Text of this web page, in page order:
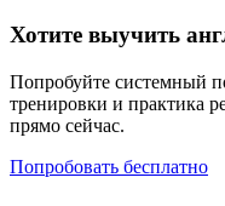
Хотите выучить
Попробуйте системный
тренировки и практика
прямо сейчас.
Попробовать бесплатно